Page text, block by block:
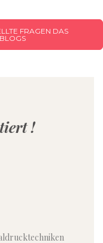
FRAGEN DAS
!